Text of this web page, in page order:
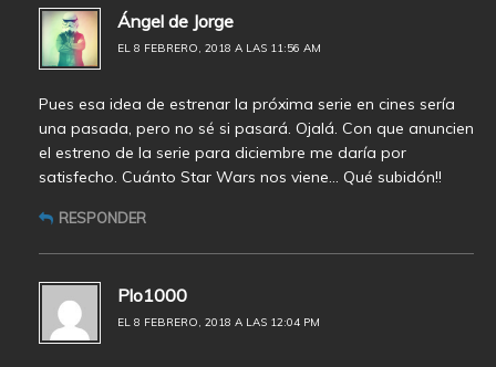
Ángel de Jorge
EL 8 FEBRERO, 2018 A LAS 11:56 AM
Pues esa idea de estrenar la próxima serie en cines sería
una pasada, pero no sé si pasará. Ojalá. Con que anuncien
el estreno de la serie para diciembre me daría por
satisfecho. Cuánto Star Wars nos viene… Qué subidón!!
RESPONDER
Plo1000
EL 8 FEBRERO, 2018 A LAS 12:04 PM